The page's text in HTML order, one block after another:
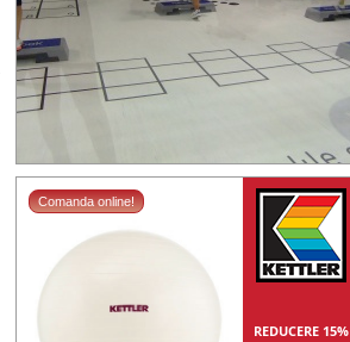
Comanda online!
REDUCERE 15%